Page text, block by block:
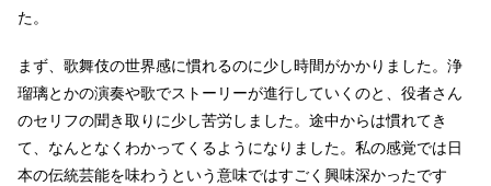
た。
まず、歌舞伎の世界感に慣れるのに少し時間がかかりました。浄
瑠璃とかの演奏や歌でストーリーが進行していくのと、役者さん
のセリフの聞き取りに少し苦労しました。途中からは慣れてき
て、なんとなくわかってくるようになりました。私の感覚では日
本の伝統芸能を味わうという意味ではすごく興味深かったです